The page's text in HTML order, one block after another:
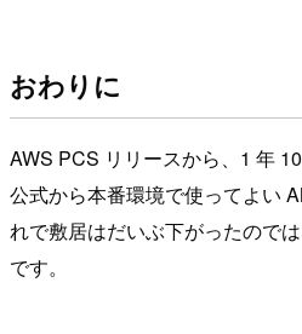
おわりに
AWS PCS リリースから、1 年
公式から本番環境で使ってよい
れで敷居はだいぶ下がったので
です。